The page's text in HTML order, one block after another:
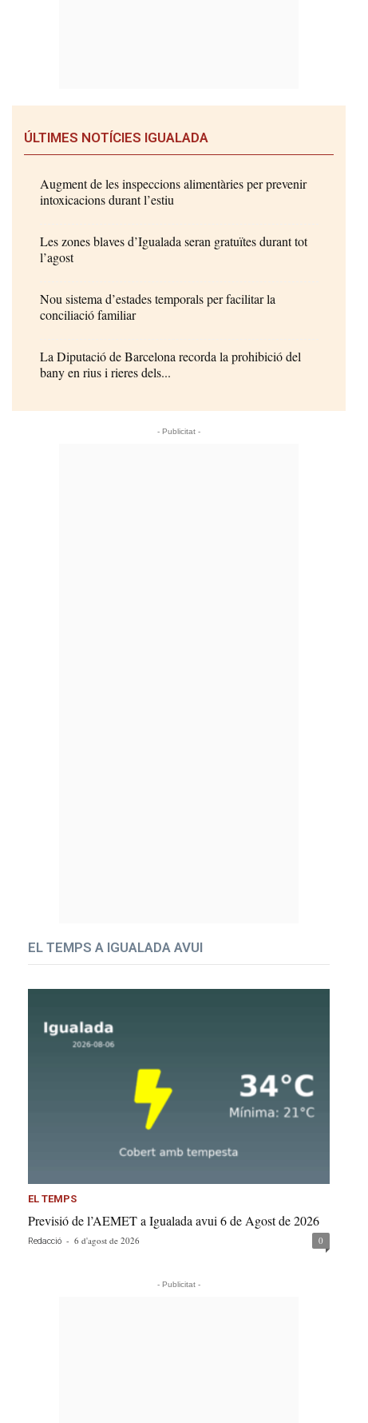
ÚLTIMES NOTÍCIES IGUALADA
Augment de les inspeccions alimentàries per prevenir
intoxicacions durant l’estiu
Les zones blaves d’Igualada seran gratuïtes durant tot
l’agost
Nou sistema d’estades temporals per facilitar la
conciliació familiar
La Diputació de Barcelona recorda la prohibició del
bany en rius i rieres dels...
- Publicitat -
EL TEMPS A IGUALADA AVUI
EL TEMPS
Previsió de l’AEMET a Igualada avui 6 de Agost de 2026
Redacció - 6 d'agost de 2026 0
- Publicitat -